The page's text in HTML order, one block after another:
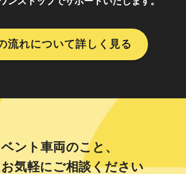
流れについて詳しく見る
ント車両のこと、
気軽にご相談ください